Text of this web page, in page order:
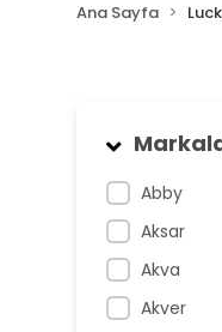
Ana Sayfa
Abby
Aksar
Akva
Akver